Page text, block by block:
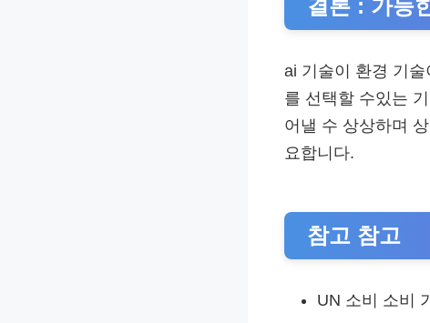
결론 : 가능
ai 기술이 환경 기
를 선택할 수있는
어낼 수 상상하며
요합니다.
참고 참고
UN 소비 소비